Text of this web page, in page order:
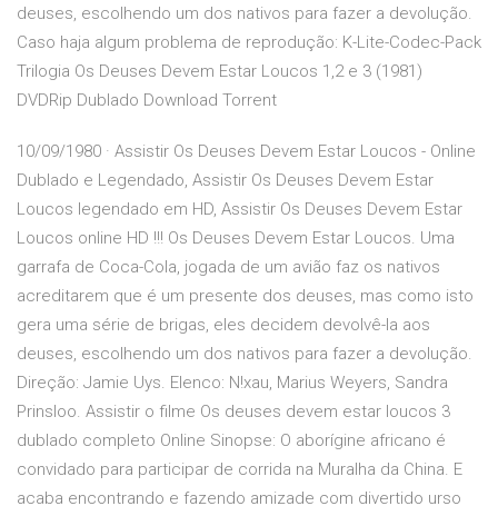
deuses, escolhendo um dos nativos para fazer a devolução.
Caso haja algum problema de reprodução: K-Lite-Codec-Pack
Trilogia Os Deuses Devem Estar Loucos 1,2 e 3 (1981)
DVDRip Dublado Download Torrent
10/09/1980 · Assistir Os Deuses Devem Estar Loucos - Online
Dublado e Legendado, Assistir Os Deuses Devem Estar
Loucos legendado em HD, Assistir Os Deuses Devem Estar
Loucos online HD !!! Os Deuses Devem Estar Loucos. Uma
garrafa de Coca-Cola, jogada de um avião faz os nativos
acreditarem que é um presente dos deuses, mas como isto
gera uma série de brigas, eles decidem devolvê-la aos
deuses, escolhendo um dos nativos para fazer a devolução.
Direção: Jamie Uys. Elenco: N!xau, Marius Weyers, Sandra
Prinsloo. Assistir o filme Os deuses devem estar loucos 3
dublado completo Online Sinopse: O aborígine africano é
convidado para participar de corrida na Muralha da China. E
acaba encontrando e fazendo amizade com divertido urso